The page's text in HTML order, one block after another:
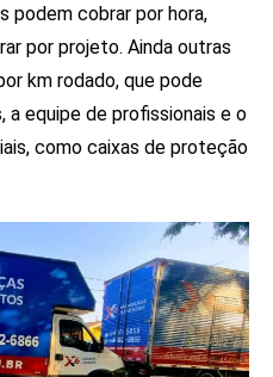
podem cobrar por hora,
por projeto. Ainda outras
km rodado, que pode
equipe de profissionais e o
como caixas de proteção